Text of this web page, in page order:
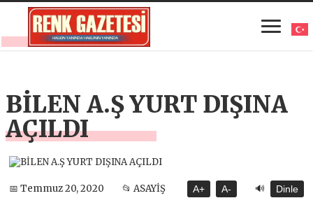
BİLEN A.Ş YURT DIŞINA
AÇILDI
📅 Temmuz 20, 2020 📂 ASAYİŞ A+ A- 🔊 Dinle